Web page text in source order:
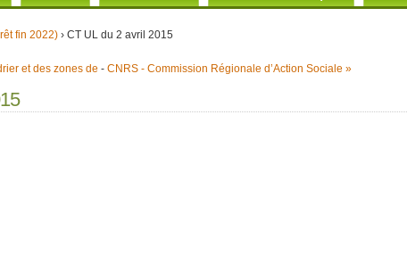
fin 2022) › CT UL du 2 avril 2015
et des zones de - CNRS - Commission Régionale d’Action Sociale »